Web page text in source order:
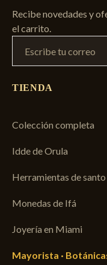
Recibe novedades y
el carrito.
TIENDA
Colección completa
Idde de Orula
Herramientas de santo
Monedas de Ifá
Joyería en Miami
Mayorista ·